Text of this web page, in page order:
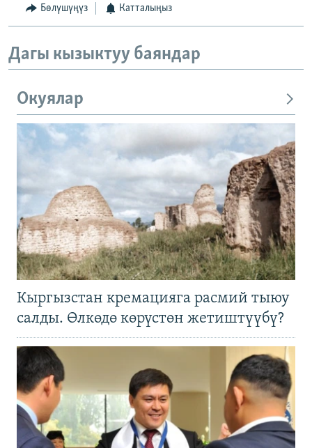
Бөлүшүңүз Катталыңыз
Дагы кызыктуу баяндар
Окуялар
Кыргызстан кремацияга расмий тыюу
салды. Өлкөдө көрүстөн жетиштүүбү?